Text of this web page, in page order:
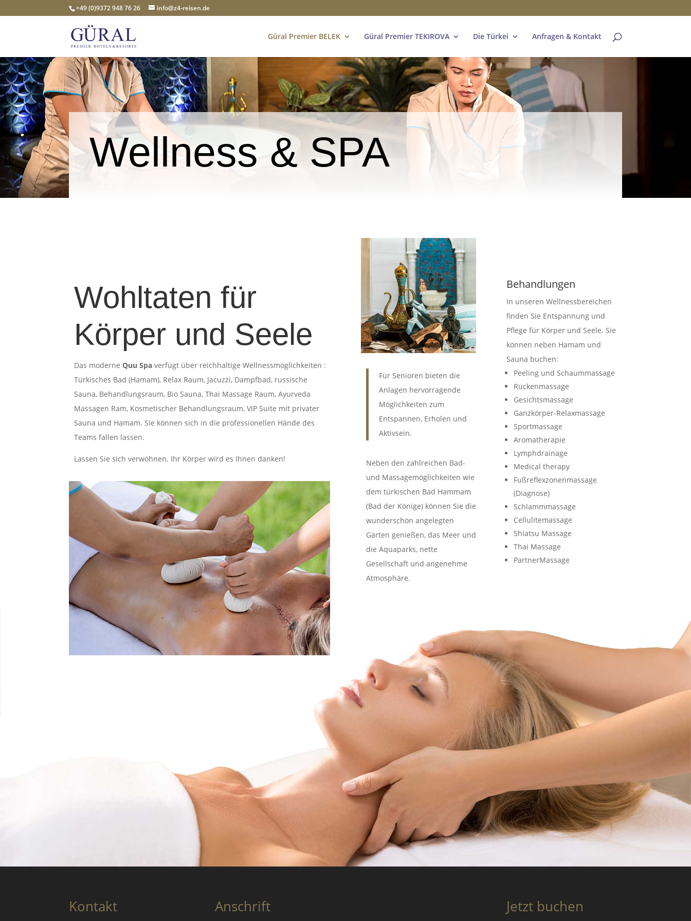
+49 (0)9372 948 76 26 info@z4-reisen.de
Güral Premier BELEK Güral Premier TEKIROVA Die Türkei Anfragen & Kontakt
Wellness & SPA
Wohltaten für
Körper und Seele
Das moderneQuu Spa verfügt über reichhaltige Wellnessmöglichkeiten :
Türkisches Bad (Hamam), Relax Raum, Jacuzzi, Dampfbad, russische
Sauna, Behandlungsraum, Bio Sauna, Thai Massage Raum, Ayurveda
Massagen Ram, Kosmetischer Behandlungsraum, VIP Suite mit privater
Sauna und Hamam. Sie können sich in die professionellen Hände des
Teams fallen lassen.
Lassen Sie sich verwöhnen. Ihr Körper wird es Ihnen danken!
Für Senioren bieten die
Anlagen hervorragende
Möglichkeiten zum
Entspannen, Erholen und
Aktivsein.
Neben den zahlreichen Bad-
und Massagemöglichkeiten wie
dem türkischen Bad Hammam
(Bad der Könige) können Sie die
wunderschön angelegten
Gärten genießen, das Meer und
die Aquaparks, nette
Gesellschaft und angenehme
Atmosphäre.
Behandlungen
In unseren Wellnessbereichen
finden Sie Entspannung und
Pflege für Körper und Seele. Sie
können neben Hamam und
Sauna buchen:
Peeling und Schaummassage
Rückenmassage
Gesichtsmassage
Ganzkörper-Relaxmassage
Sportmassage
Aromatherapie
Lymphdrainage
Medical therapy
Fußreflexzonenmassage
(Diagnose)
Schlammmassage
Cellulitemassage
Shiatsu Massage
Thai Massage
PartnerMassage
Kontakt Anschrift Jetzt buchen